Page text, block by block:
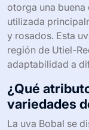
otorga una
utilizada
y rosados. Esta
región de Utiel-
adaptabilidad a
¿Qué
variedades
La uva Bobal se